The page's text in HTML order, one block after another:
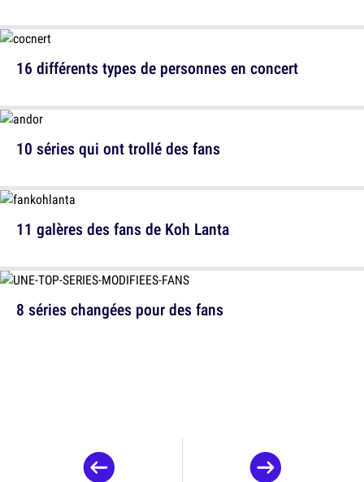
16 différents types de personnes en concert
10 séries qui ont trollé des fans
11 galères des fans de Koh Lanta
8 séries changées pour des fans